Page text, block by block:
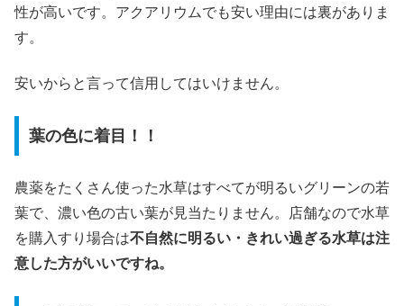
性が高いです。アクアリウムでも安い理由には裏がありま
す。
安いからと言って信用してはいけません。
葉の色に着目！！
農薬をたくさん使った水草はすべてが明るいグリーンの若
葉で、濃い色の古い葉が見当たりません。店舗なので水草
を購入すり場合は不自然に明るい・きれい過ぎる水草は注
意した方がいいですね。